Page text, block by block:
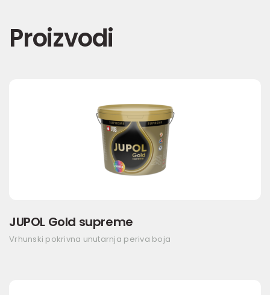
Proizvodi
JUPOL Gold supreme
Vrhunski pokrivna unutarnja periva boja